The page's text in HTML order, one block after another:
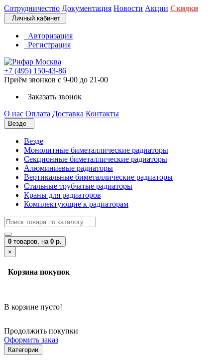
Сотрудничество Документация Новости Акции Скидки
Личный кабинет
Авторизация
Регистрация
+7 (495) 150-43-86
Приём звонков с 9-00 до 21-00
Заказать звонок
О нас Оплата Доставка Контакты
Везде
Везде
Монолитные биметаллические радиаторы
Секционные биметаллические радиаторы
Алюминиевые радиаторы
Вертикальные биметаллические радиаторы
Стальные трубчатые радиаторы
Краны для радиаторов
Комплектующие к радиаторам
0 товаров, на 0 р.
×
Корзина покупок
В корзине пусто!
Продолжить покупки
Оформить заказ
Категории